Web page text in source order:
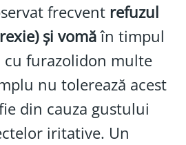
frecvent refuzul
și vomăîn timpul
furazolidon multe
nu tolerează acest
din cauza gustului
iritative. Un